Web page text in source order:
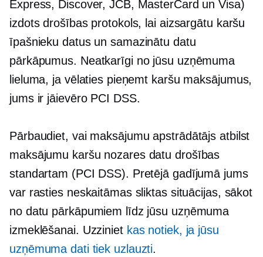
Express, Discover, JCB, MasterCard un Visa)
izdots drošības protokols, lai aizsargātu karšu
īpašnieku datus un samazinātu datu
pārkāpumus. Neatkarīgi no jūsu uzņēmuma
lieluma, ja vēlaties pieņemt karšu maksājumus,
jums ir jāievēro PCI DSS.
Pārbaudiet, vai maksājumu apstrādātājs atbilst
maksājumu karšu nozares datu drošības
standartam (PCI DSS). Pretējā gadījumā jums
var rasties neskaitāmas sliktas situācijas, sākot
no datu pārkāpumiem līdz jūsu uzņēmuma
izmeklēšanai. Uzziniet kas notiek, ja jūsu
uzņēmuma dati tiek uzlauzti.